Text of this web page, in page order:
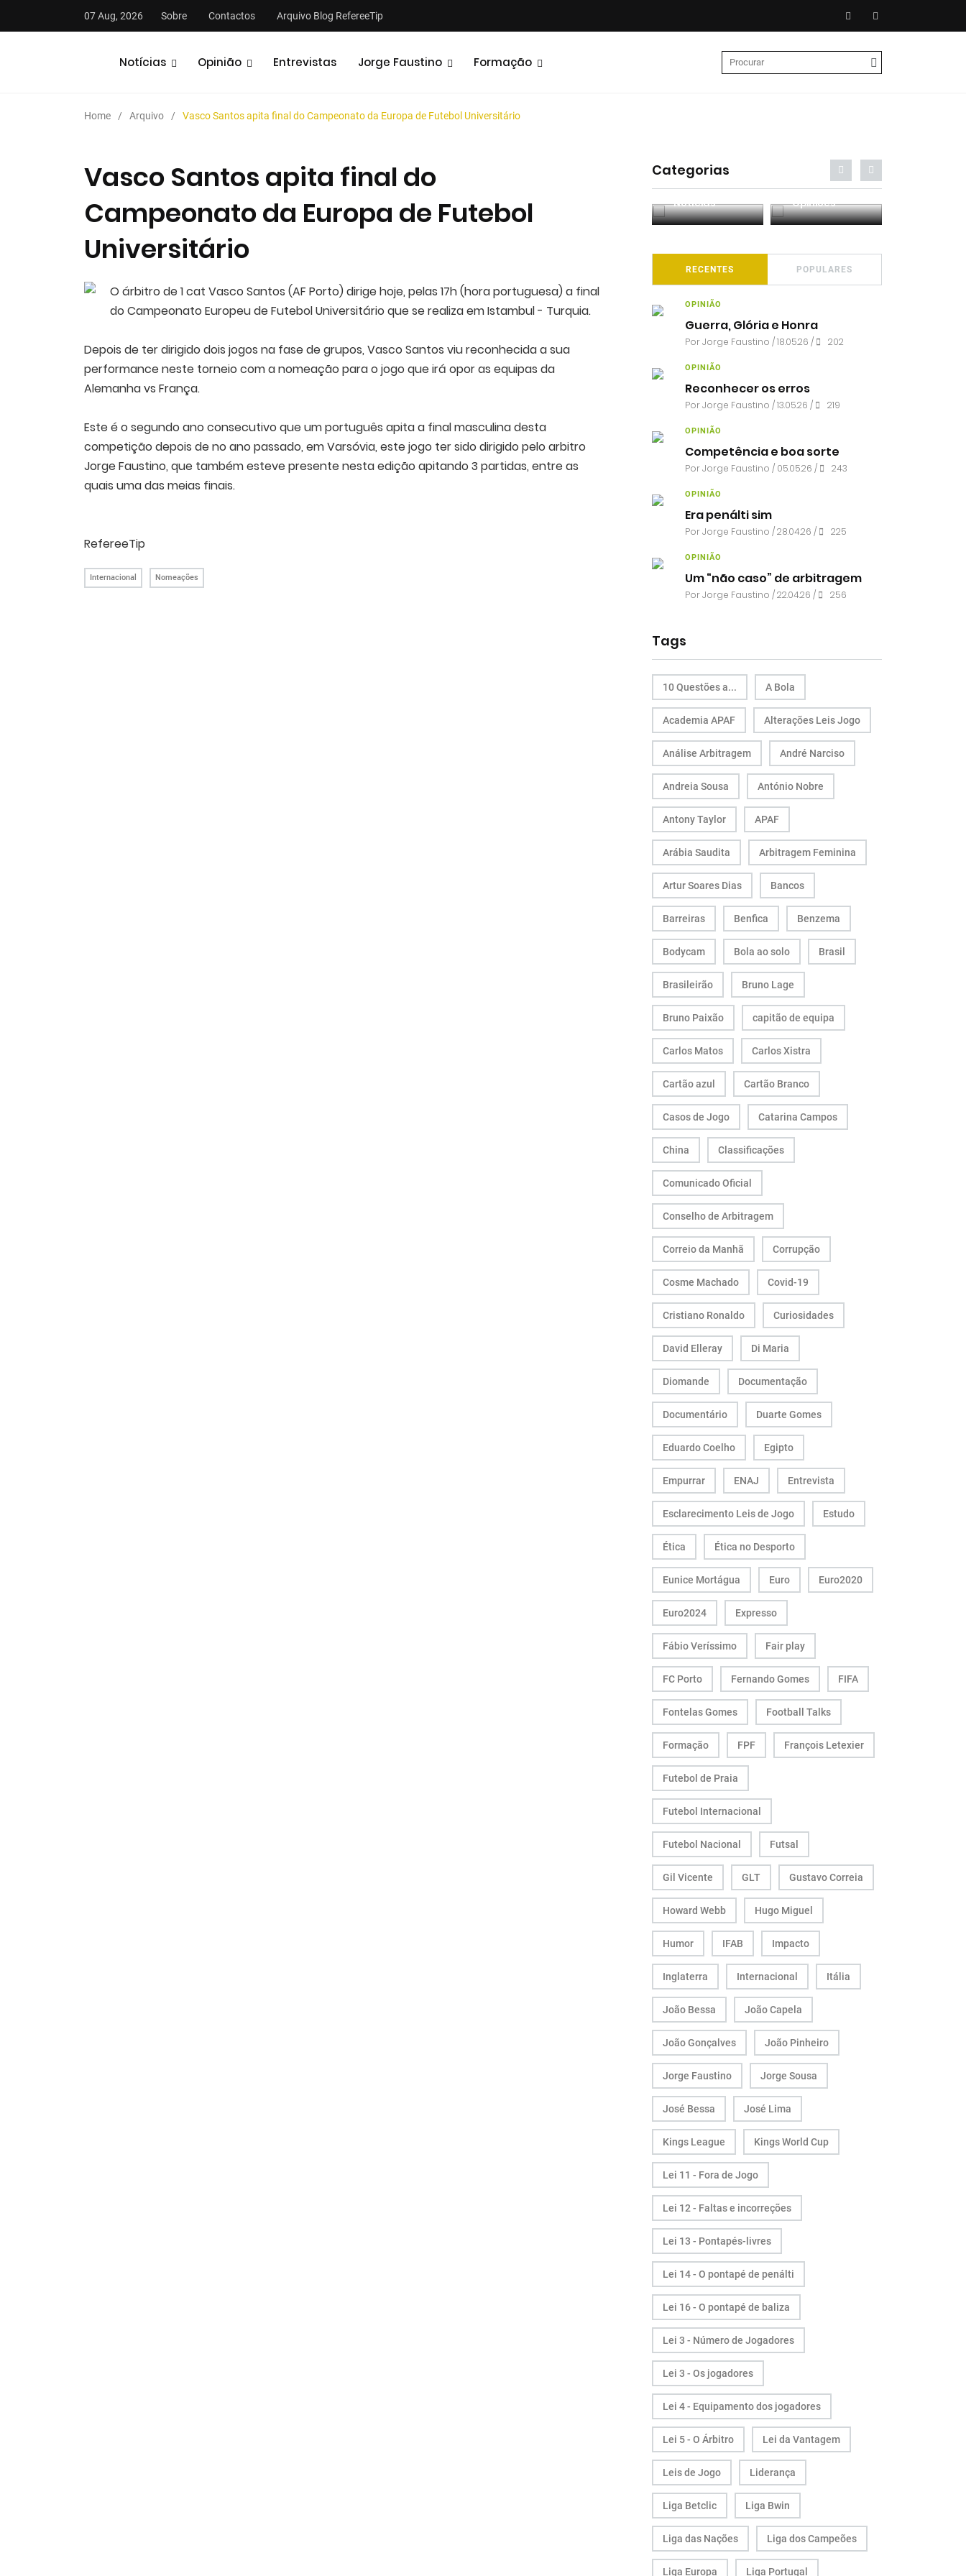
07 Aug, 2026 Sobre Contactos Arquivo Blog RefereeTip
Notícias Opinião Entrevistas Jorge Faustino Formação
Home Arquivo Vasco Santos apita final do Campeonato da Europa de Futebol Universitário
Vasco Santos apita final do
Campeonato da Europa de Futebol
Universitário
O árbitro de 1 cat Vasco Santos (AF Porto) dirige hoje, pelas 17h (hora portuguesa) a final
do Campeonato Europeu de Futebol Universitário que se realiza em Istambul - Turquia.
Depois de ter dirigido dois jogos na fase de grupos, Vasco Santos viu reconhecida a sua
performance neste torneio com a nomeação para o jogo que irá opor as equipas da
Alemanha vs França.
Este é o segundo ano consecutivo que um português apita a final masculina desta
competição depois de no ano passado, em Varsóvia, este jogo ter sido dirigido pelo arbitro
Jorge Faustino, que também esteve presente nesta edição apitando 3 partidas, entre as
quais uma das meias finais.
RefereeTip
Internacional Nomeações
Categorias
Análises Podcasts Notícias Entrevistas Análises
RECENTES POPULARES
OPINIÃO
Guerra, Glória e Honra
PorJorge Faustino / 18.05.26 / 202
OPINIÃO
Reconhecer os erros
PorJorge Faustino / 13.05.26 / 219
OPINIÃO
Competência e boa sorte
PorJorge Faustino / 05.05.26 / 243
OPINIÃO
Era penálti sim
PorJorge Faustino / 28.04.26 / 225
OPINIÃO
Um “não caso” de arbitragem
PorJorge Faustino / 22.04.26 / 256
Tags
10 Questões a... A Bola
Academia APAF Alterações Leis Jogo
Análise Arbitragem André Narciso
Andreia Sousa António Nobre
Antony Taylor APAF
Arábia Saudita Arbitragem Feminina
Artur Soares Dias Bancos
Barreiras Benfica Benzema
Bodycam Bola ao solo Brasil
Brasileirão Bruno Lage
Bruno Paixão capitão de equipa
Carlos Matos Carlos Xistra
Cartão azul Cartão Branco
Casos de Jogo Catarina Campos
China Classificações
Comunicado Oficial
Conselho de Arbitragem
Correio da Manhã Corrupção
Cosme Machado Covid-19
Cristiano Ronaldo Curiosidades
David Elleray Di Maria
Diomande Documentação
Documentário Duarte Gomes
Eduardo Coelho Egipto
Empurrar ENAJ Entrevista
Esclarecimento Leis de Jogo Estudo
Ética Ética no Desporto
Eunice Mortágua Euro Euro2020
Euro2024 Expresso
Fábio Veríssimo Fair play
FC Porto Fernando Gomes FIFA
Fontelas Gomes Football Talks
Formação FPF François Letexier
Futebol de Praia
Futebol Internacional
Futebol Nacional Futsal
Gil Vicente GLT Gustavo Correia
Howard Webb Hugo Miguel
Humor IFAB Impacto
Inglaterra Internacional Itália
João Bessa João Capela
João Gonçalves João Pinheiro
Jorge Faustino Jorge Sousa
José Bessa José Lima
Kings League Kings World Cup
Lei 11 - Fora de Jogo
Lei 12 - Faltas e incorreções
Lei 13 - Pontapés-livres
Lei 14 - O pontapé de penálti
Lei 16 - O pontapé de baliza
Lei 3 - Número de Jogadores
Lei 3 - Os jogadores
Lei 4 - Equipamento dos jogadores
Lei 5 - O Árbitro Lei da Vantagem
Leis de Jogo Liderança
Liga Betclic Liga Bwin
Liga das Nações Liga dos Campeões
Liga Europa Liga Portugal